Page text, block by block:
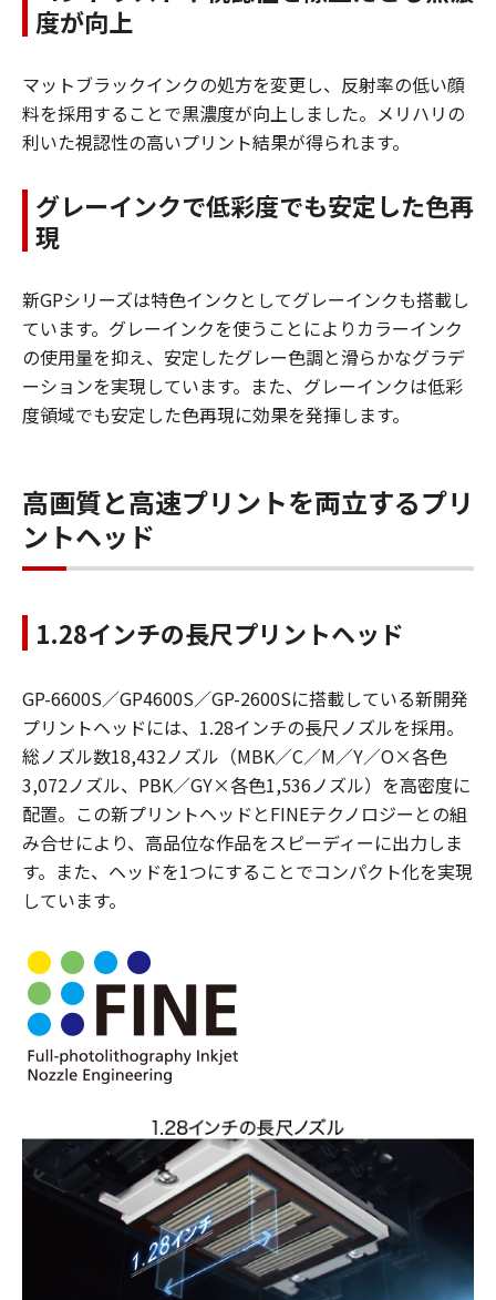
度が向上
マットブラックインクの処方を変更し、反射率の低い顔
料を採用することで黒濃度が向上しました。メリハリの
利いた視認性の高いプリント結果が得られます。
グレーインクで低彩度でも安定した色再
現
新GPシリーズは特色インクとしてグレーインクも搭載し
ています。グレーインクを使うことによりカラーインク
の使用量を抑え、安定したグレー色調と滑らかなグラデ
ーションを実現しています。また、グレーインクは低彩
度領域でも安定した色再現に効果を発揮します。
高画質と高速プリントを両立するプリ
ントヘッド
1.28インチの長尺プリントヘッド
GP-6600S／GP4600S／GP-2600Sに搭載している新開発
プリントヘッドには、1.28インチの長尺ノズルを採用。
総ノズル数18,432ノズル（MBK／C／M／Y／O×各色
3,072ノズル、PBK／GY×各色1,536ノズル）を高密度に
配置。この新プリントヘッドとFINEテクノロジーとの組
み合せにより、高品位な作品をスピーディーに出力しま
す。また、ヘッドを1つにすることでコンパクト化を実現
しています。